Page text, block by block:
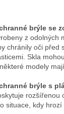
brýle se
z odolných
chránily oči před
Skla
modely
brýle s
rozšířenou
situace, kdy hrozí